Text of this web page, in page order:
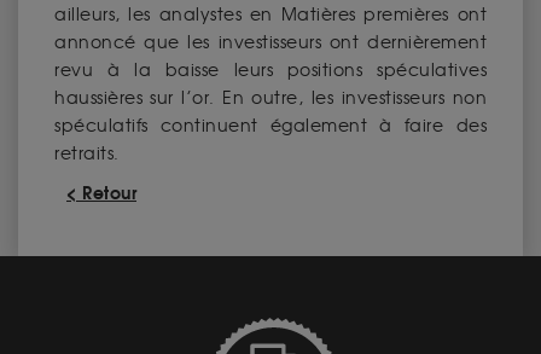
ailleurs, les analystes en Matières premières ont
annoncé que les investisseurs ont dernièrement
revu à la baisse leurs positions spéculatives
haussières sur l’or. En outre, les investisseurs non
spéculatifs continuent également à faire des
retraits.
< Retour